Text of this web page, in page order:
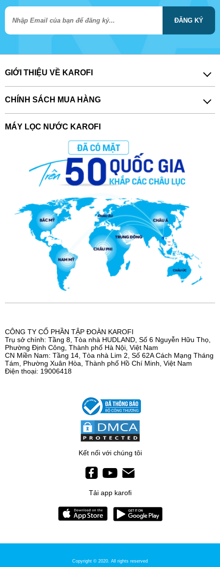
ĐĂNG KÝ
GIỚI THIỆU VỀ KAROFI
CHÍNH SÁCH MUA HÀNG
MÁY LỌC NƯỚC KAROFI
CÔNG TY CỔ PHẦN TẬP ĐOÀN KAROFI
Trụ sở chính: Tầng 8, Tòa nhà HUDLAND, Số 6 Nguyễn Hữu Thọ,
Phường Định Công, Thành phố Hà Nội, Việt Nam
CN Miền Nam: Tầng 14, Tòa nhà Lim 2, Số 62A Cách Mạng Tháng
Tám, Phường Xuân Hòa, Thành phố Hồ Chí Minh, Việt Nam
Điện thoại: 19006418
Kết nối với chúng tôi
Tải app karofi
Copyright © 2020. All rights reserved